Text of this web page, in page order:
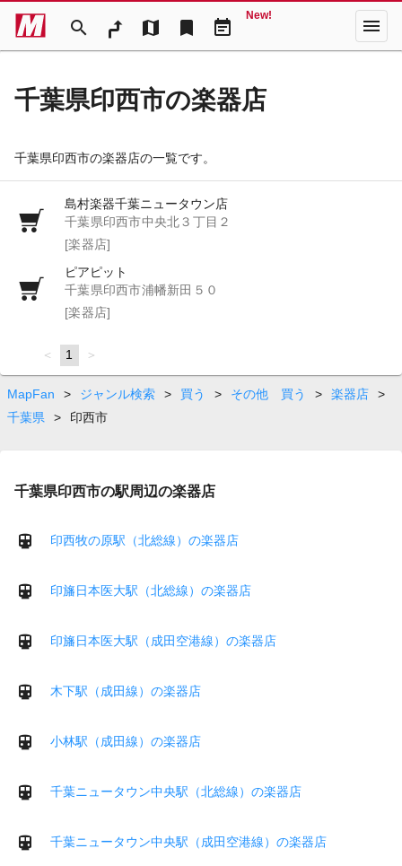
search map bookmark event_note
New! menu
千葉県印西市の楽器店
千葉県印西市の楽器店の一覧です。
島村楽器千葉ニュータウン店
千葉県印西市中央北３丁目２
[楽器店]
ピアピット
千葉県印西市浦幡新田５０
[楽器店]
page
You're
on
page
1 page
MapFan > ジャンル検索 > 買う > その他 買う > 楽器店
>
千葉県
> 印西市
千葉県印西市の駅周辺の楽器店
印西牧の原駅（北総線）の楽器店
印旛日本医大駅（北総線）の楽器店
印旛日本医大駅（成田空港線）の楽器店
木下駅（成田線）の楽器店
小林駅（成田線）の楽器店
千葉ニュータウン中央駅（北総線）の楽器店
千葉ニュータウン中央駅（成田空港線）の楽器店